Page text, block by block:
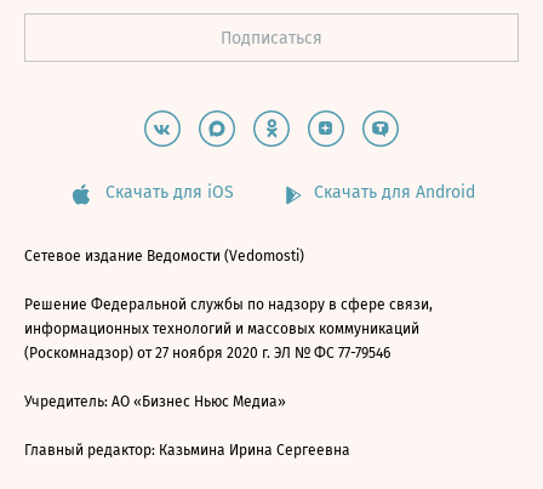
Скачать для iOS Скачать для Android
Сетевое издание Ведомости (Vedomosti)
Решение Федеральной службы по надзору в сфере связи,
информационных технологий и массовых коммуникаций
(Роскомнадзор) от 27 ноября 2020 г. ЭЛ № ФС 77-79546
Учредитель: АО «Бизнес Ньюс Медиа»
Главный редактор: Казьмина Ирина Сергеевна